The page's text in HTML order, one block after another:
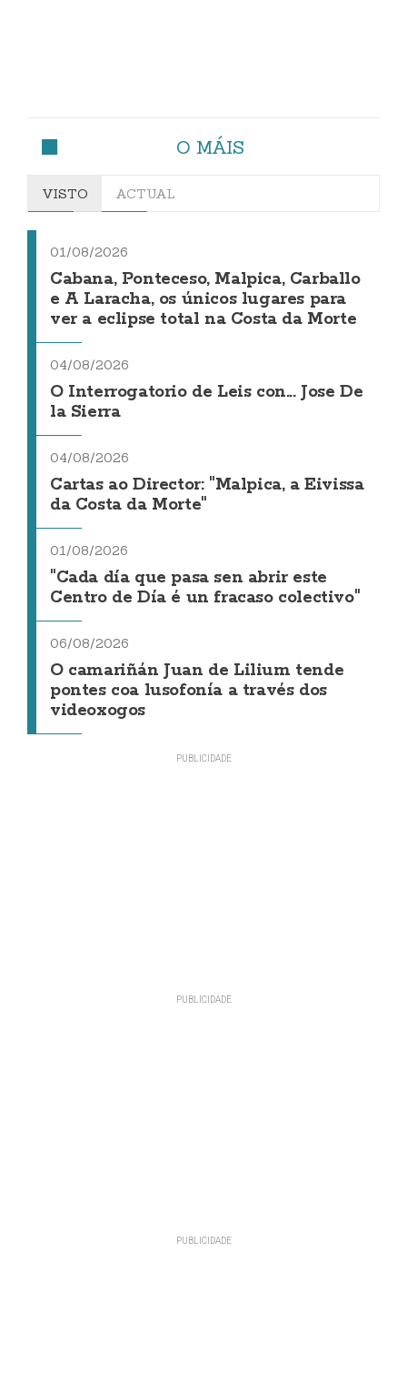
O MÁIS
VISTO ACTUAL
01/08/2026
Cabana, Ponteceso, Malpica, Carballo
e A Laracha, os únicos lugares para
ver a eclipse total na Costa da Morte
04/08/2026
O Interrogatorio de Leis con... Jose De
la Sierra
04/08/2026
Cartas ao Director: "Malpica, a Eivissa
da Costa da Morte"
01/08/2026
"Cada día que pasa sen abrir este
Centro de Día é un fracaso colectivo"
06/08/2026
O camariñán Juan de Lilium tende
pontes coa lusofonía a través dos
videoxogos